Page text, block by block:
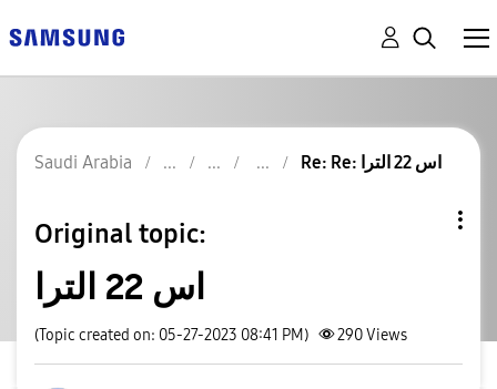
Saudi Arabia Re: Re: اس 22 الترا
Original topic:
اس 22 الترا
(Topic created on: 05-27-2023 08:41 PM) 290Views